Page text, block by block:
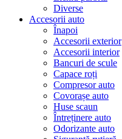
Diverse
Accesorii auto
Înapoi
Accesorii exterior
Accesorii interior
Bancuri de scule
Capace roți
Compresor auto
Covorașe auto
Huse scaun
Întreținere auto
Odorizante auto